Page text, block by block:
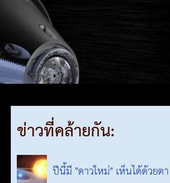
ข่าวที่คล้ายกัน:
ปีนี้มี "ดาวใหม่" เห็นได้ด้วยตา